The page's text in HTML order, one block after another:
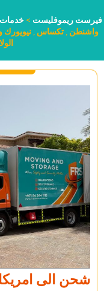
فيرست ريموفليست >خدمات
واشنطن , تكساس , نيويورك
شحن الى